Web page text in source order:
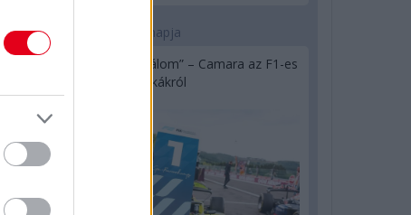
1 napja
„Jó látni, hogy közel az álom” – Camara az F1-es
pletykákról